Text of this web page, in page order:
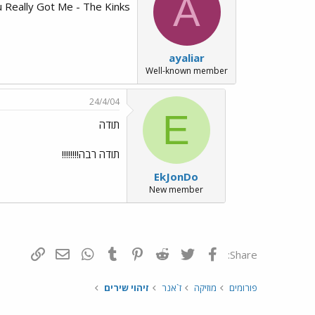
A
ayaliar
Well-known member
Really Got Me - The Kinks
E
EkJonDo
New member
24/4/04
תודה
תודה רבה!!!!!!!!
Share: פייסבוק Twitter
Reddit
Pinterest
Tumblr
WhatsApp
דואר
פורומים מוזיקה ז`אנר זיהוי שירים